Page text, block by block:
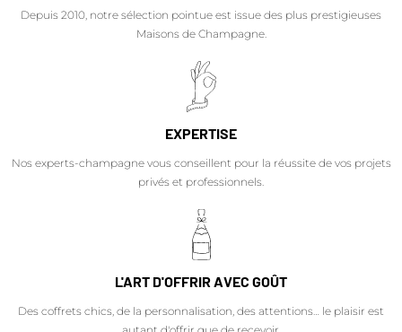
Depuis 2010, notre sélection pointue est issue des plus prestigieuses
Maisons de Champagne.
EXPERTISE
Nos experts-champagne vous conseillent pour la réussite de vos projets
privés et professionnels.
L'ART D'OFFRIR AVEC GOÛT
Des coffrets chics, de la personnalisation, des attentions… le plaisir est